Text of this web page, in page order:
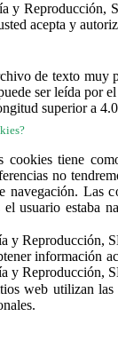
y Reproducción,
acepta y
de texto muy
ser leída por
superior a
tiene
no
navegación. Las
el usuario estaba
Reproducción,
información
Reproducción,
web utilizan las